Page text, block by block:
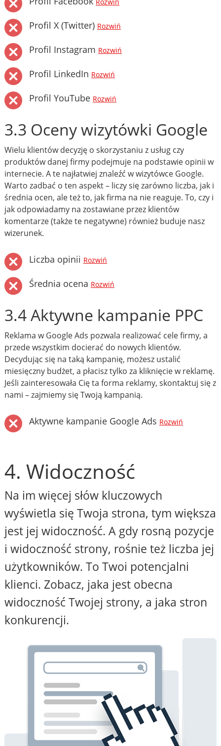
Rozwiń
Profil X (Twitter) Rozwiń
Profil Instagram Rozwiń
Profil LinkedIn Rozwiń
Profil YouTube Rozwiń
3.3 Oceny wizytówki Google
Wielu klientów decyzję o skorzystaniu z usług czy
produktów danej firmy podejmuje na podstawie opinii w
internecie. A te najłatwiej znaleźć w wizytówce Google.
Warto zadbać o ten aspekt – liczy się zarówno liczba, jak i
średnia ocen, ale też to, jak firma na nie reaguje. To, czy i
jak odpowiadamy na zostawiane przez klientów
komentarze (także te negatywne) również buduje nasz
wizerunek.
Liczba opinii Rozwiń
Średnia ocena Rozwiń
3.4 Aktywne kampanie PPC
Reklama w Google Ads pozwala realizować cele firmy, a
przede wszystkim docierać do nowych klientów.
Decydując się na taką kampanię, możesz ustalić
miesięczny budżet, a płacisz tylko za kliknięcie w reklamę.
Jeśli zainteresowała Cię ta forma reklamy, skontaktuj się z
nami – zajmiemy się Twoją kampanią.
Aktywne kampanie Google Ads Rozwiń
4. Widoczność
Na im więcej słów kluczowych
wyświetla się Twoja strona, tym większa
jest jej widoczność. A gdy rosną pozycje
i widoczność strony, rośnie też liczba jej
użytkowników. To Twoi potencjalni
klienci. Zobacz, jaka jest obecna
widoczność Twojej strony, a jaka stron
konkurencji.